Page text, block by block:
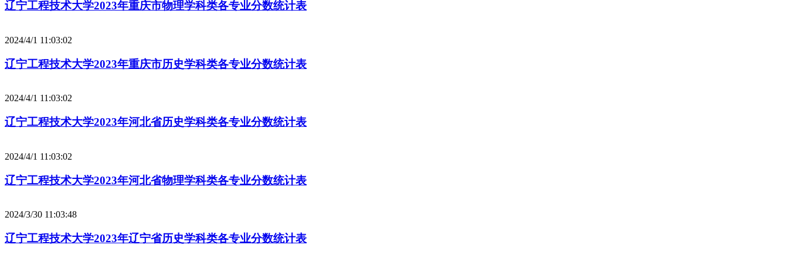
辽宁工程技术大学2023年重庆市物理学科类各专业分数统计表
2024/4/1 11:03:02
辽宁工程技术大学2023年重庆市历史学科类各专业分数统计表
2024/4/1 11:03:02
辽宁工程技术大学2023年河北省历史学科类各专业分数统计表
2024/4/1 11:03:02
辽宁工程技术大学2023年河北省物理学科类各专业分数统计表
2024/3/30 11:03:48
辽宁工程技术大学2023年辽宁省历史学科类各专业分数统计表